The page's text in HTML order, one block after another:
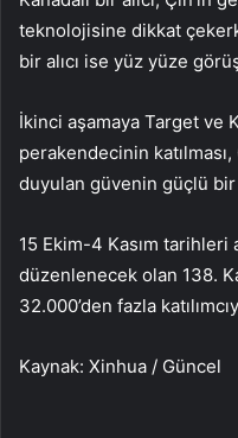
teknolojisine dikkat
bir alıcı ise yüz yüze
İkinci aşamaya Target ve
perakendecinin
duyulan güvenin güçlü
15 Ekim-4 Kasım tarihleri
düzenlenecek olan 138.
32.000’den fazla
Kaynak: Xinhua / Güncel